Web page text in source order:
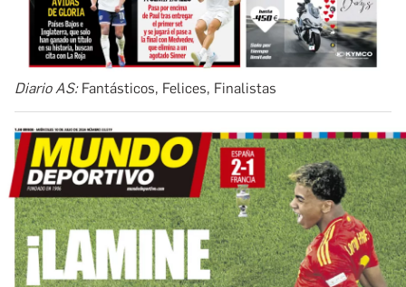
Diario AS:Fantásticos, Felices, Finalistas